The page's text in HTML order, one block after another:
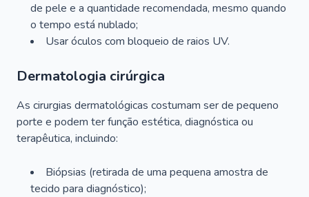
de pele e a quantidade recomendada, mesmo quando
o tempo está nublado;
Usar óculos com bloqueio de raios UV.
Dermatologia cirúrgica
As cirurgias dermatológicas costumam ser de pequeno
porte e podem ter função estética, diagnóstica ou
terapêutica, incluindo:
Biópsias (retirada de uma pequena amostra de
tecido para diagnóstico);